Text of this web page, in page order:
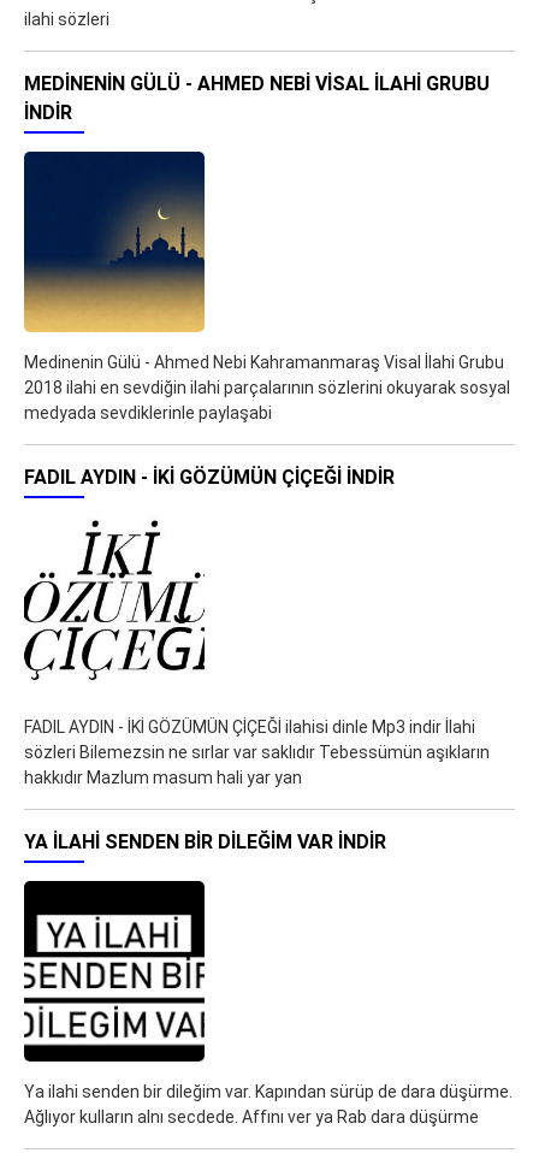
ilahi sözleri
MEDINENIN GÜLÜ - AHMED NEBI VISAL İLAHI GRUBU
İNDIR
Medinenin Gülü - Ahmed Nebi Kahramanmaraş Visal İlahi Grubu
2018 ilahi en sevdiğin ilahi parçalarının sözlerini okuyarak sosyal
medyada sevdiklerinle paylaşabi
FADIL AYDIN - İKİ GÖZÜMÜN ÇİÇEĞİ İNDIR
FADIL AYDIN - İKİ GÖZÜMÜN ÇİÇEĞİ ilahisi dinle Mp3 indir İlahi
sözleri Bilemezsin ne sırlar var saklıdır Tebessümün aşıkların
hakkıdır Mazlum masum hali yar yan
YA ILAHI SENDEN BIR DILEĞIM VAR İNDIR
Ya ilahi senden bir dileğim var. Kapından sürüp de dara düşürme.
Ağlıyor kulların alnı secdede. Affını ver ya Rab dara düşürme